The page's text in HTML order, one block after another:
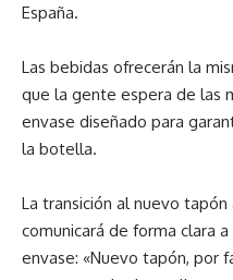
España.
Las bebidas ofrecerán la
que la gente espera de las
envase diseñado para
la botella.
La transición al nuevo
comunicará de forma clara
envase: «Nuevo tapón, por